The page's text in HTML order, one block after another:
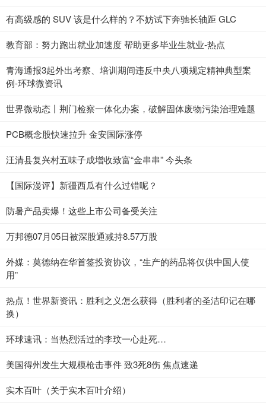
有高级感的 SUV 该是什么样的？不妨试下奔驰长轴距 GLC
教育部：努力跑出就业加速度 帮助更多毕业生就业-热点
青海通报3起外出考察、培训期间违反中央八项规定精神典型案
例-环球微资讯
世界微动态丨荆门检察一体化办案，破解固体废物污染治理难题
PCB概念股快速拉升 金安国际涨停
汪清县复兴村五味子成增收致富“金串串” 今头条
【国际漫评】新疆西瓜有什么过错呢？
防暑产品卖爆！这些上市公司备受关注
万邦德07月05日被深股通减持8.57万股
外媒：莫德纳在华首签投资协议，“生产的药品将仅供中国人使
用”
热点！世界新资讯：胜利之义怎么获得（胜利者的圣洁印记在哪
换）
环球速讯：当热烈活过的李玟一心赴死…
美国得州发生大规模枪击事件 致3死8伤 焦点速递
实木百叶（关于实木百叶介绍）